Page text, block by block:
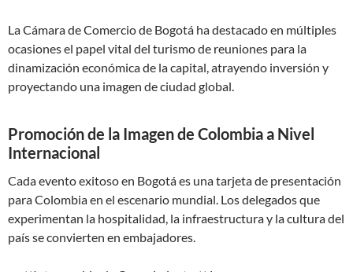
La Cámara de Comercio de Bogotá ha destacado en múltiples
ocasiones el papel vital del turismo de reuniones para la
dinamización económica de la capital, atrayendo inversión y
proyectando una imagen de ciudad global.
Promoción de la Imagen de Colombia a Nivel
Internacional
Cada evento exitoso en Bogotá es una tarjeta de presentación
para Colombia en el escenario mundial. Los delegados que
experimentan la hospitalidad, la infraestructura y la cultura del
país se convierten en embajadores.